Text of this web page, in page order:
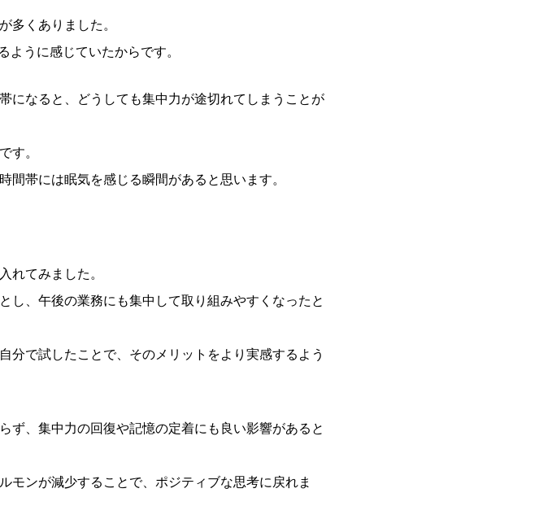
多くありました。
ように感じていたからです。
になると、どうしても集中力が途切れてしまうことが
す。
帯には眠気を感じる瞬間があると思います。
れてみました。
し、午後の業務にも集中して取り組みやすくなったと
分で試したことで、そのメリットをより実感するよう
ず、集中力の回復や記憶の定着にも良い影響があると
モンが減少することで、ポジティブな思考に戻れま